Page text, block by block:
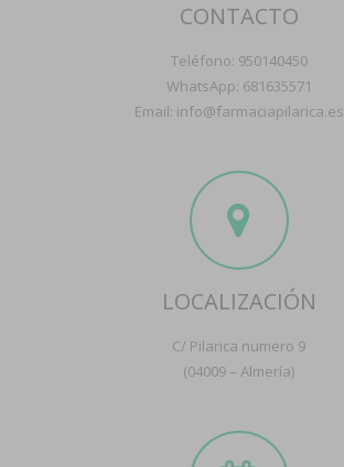
CONTACTO
Teléfono: 950140450
WhatsApp: 681635571
Email: info@farmaciapilarica.es
LOCALIZACIÓN
C/ Pilarica numero 9
(04009 – Almería)